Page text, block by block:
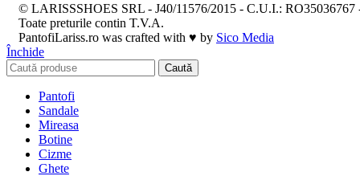
© LARISSSHOES SRL - J40/11576/2015 - C.U.I.: RO35036767
Toate preturile contin T.V.A.
PantofiLariss.ro was crafted with ♥ by Sico Media
Închide
Caută
Pantofi
Sandale
Mireasa
Botine
Cizme
Ghete